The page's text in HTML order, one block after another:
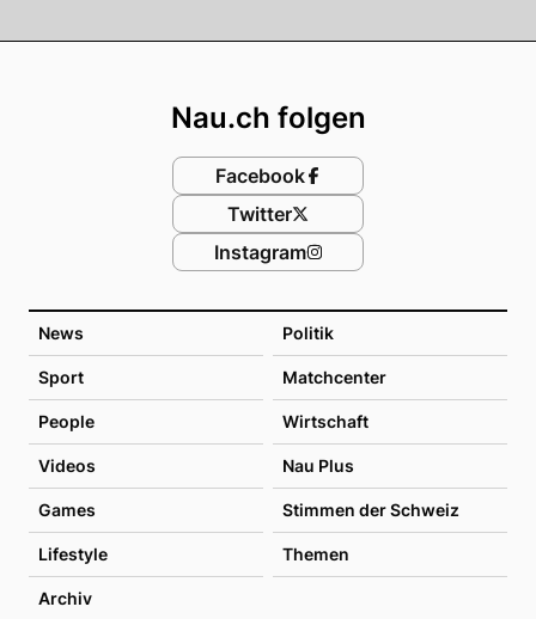
News Politik
Sport Matchcenter
People Wirtschaft
Videos Nau Plus
Games Stimmen der Schweiz
Lifestyle Themen
Archiv
Nau.ch folgen
Facebook
Twitter
Instagram